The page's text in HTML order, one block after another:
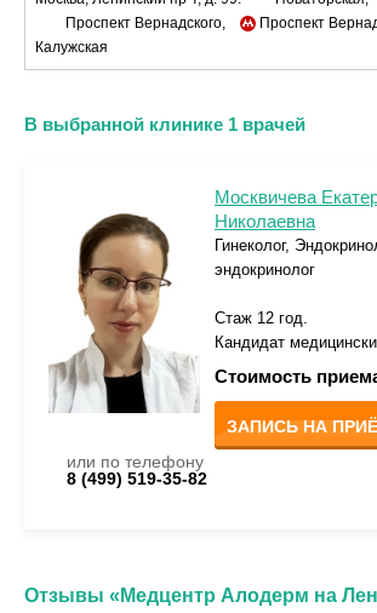
Проспект Вернадского,
Проспект
Калужская
В выбранной клинике 1 врачей
Москвичева
Николаевна
Гинеколог,
эндокринолог
Стаж 12 год.
Кандидат
Стоимость
ЗАПИСЬ НА
или по телефону
8 (499) 519-35-82
Отзывы «Медцентр Алодерм на